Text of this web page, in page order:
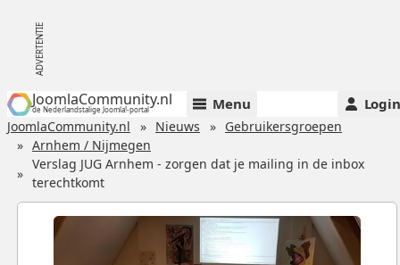
JoomlaCommunity.nl
de Nederlandstalige Joomla!-portal Menu Login
JoomlaCommunity.nl Nieuws
Gebruikersgroepen
Arnhem / Nijmegen
Verslag JUG Arnhem - zorgen dat je mailing in de inbox
terechtkomt